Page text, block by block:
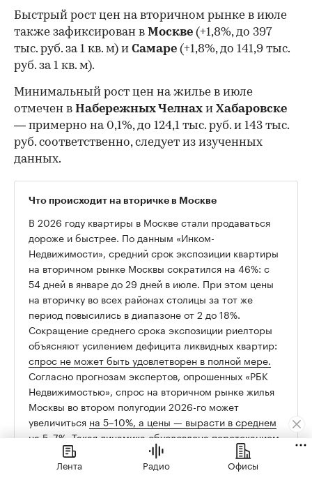
Быстрый рост цен на вторичном рынке в июле
также зафиксирован в Москве (+1,8%, до 397
тыс. руб. за 1 кв. м) и Самаре (+1,8%, до 141,9 тыс.
руб. за 1 кв. м).
Минимальный рост цен на жилье в июле
отмечен в Набережных Челнах и Хабаровске
— примерно на 0,1%, до 124,1 тыс. руб. и 143 тыс.
руб. соответственно, следует из изученных
данных.
Что происходит на вторичке в Москве
В 2026 году квартиры в Москве стали продаваться
дороже и быстрее. По данным «Инком-
Недвижимости», средний срок экспозиции квартиры
на вторичном рынке Москвы сократился на 46%: с
54 дней в январе до 29 дней в июле. При этом цены
на вторичку во всех районах столицы за тот же
период повысились в диапазоне от 2 до 18%.
Сокращение среднего срока экспозиции риелторы
объясняют усилением дефицита ликвидных квартир:
спрос не может быть удовлетворен в полной мере.
Согласно прогнозам экспертов, опрошенных «РБК
Недвижимостью», спрос на вторичном рынке жилья
Москвы во втором полугодии 2026-го может
увеличиться на 5–10%, а цены — вырасти в среднем
на 5–7%. Такая динамика обусловлена перетеканием
спроса с рынка новостроек за счет более выгодных
цен на вторичке и ужесточения условий по семейной
Лента Радио Офисы